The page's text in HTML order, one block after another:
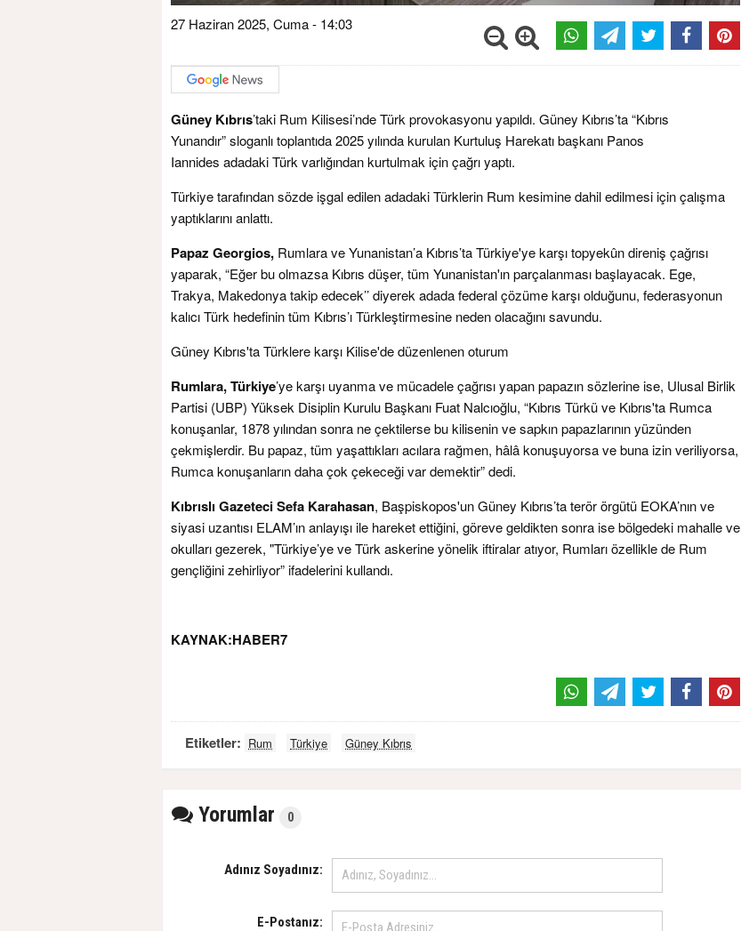
27 Haziran 2025, Cuma - 14:03
Güney Kıbrıs’taki Rum Kilisesi’nde Türk provokasyonu yapıldı. Güney Kıbrıs’ta “Kıbrıs
Yunandır” sloganlı toplantıda 2025 yılında kurulan Kurtuluş Harekatı başkanı Panos
Iannides adadaki Türk varlığından kurtulmak için çağrı yaptı.
Türkiye tarafından sözde işgal edilen adadaki Türklerin Rum kesimine dahil edilmesi için çalışma
yaptıklarını anlattı.
Papaz Georgios, Rumlara ve Yunanistan’a Kıbrıs’ta Türkiye'ye karşı topyekûn direniş çağrısı
yaparak, “Eğer bu olmazsa Kıbrıs düşer, tüm Yunanistan'ın parçalanması başlayacak. Ege,
Trakya, Makedonya takip edecek’’ diyerek adada federal çözüme karşı olduğunu, federasyonun
kalıcı Türk hedefinin tüm Kıbrıs’ı Türkleştirmesine neden olacağını savundu.
Güney Kıbrıs'ta Türklere karşı Kilise'de düzenlenen oturum
Rumlara, Türkiye’ye karşı uyanma ve mücadele çağrısı yapan papazın sözlerine ise, Ulusal Birlik
Partisi (UBP) Yüksek Disiplin Kurulu Başkanı Fuat Nalcıoğlu, “Kıbrıs Türkü ve Kıbrıs'ta Rumca
konuşanlar, 1878 yılından sonra ne çektilerse bu kilisenin ve sapkın papazlarının yüzünden
çekmişlerdir. Bu papaz, tüm yaşattıkları acılara rağmen, hâlâ konuşuyorsa ve buna izin veriliyorsa,
Rumca konuşanların daha çok çekeceği var demektir” dedi.
Kıbrıslı Gazeteci Sefa Karahasan, Başpiskopos'un Güney Kıbrıs’ta terör örgütü EOKA’nın ve
siyasi uzantısı ELAM’ın anlayışı ile hareket ettiğini, göreve geldikten sonra ise bölgedeki mahalle ve
okulları gezerek, "Türkiye’ye ve Türk askerine yönelik iftiralar atıyor, Rumları özellikle de Rum
gençliğini zehirliyor” ifadelerini kullandı.
KAYNAK:HABER7
Etiketler: Rum Türkiye Güney Kıbrıs
Yorumlar 0
Adınız Soyadınız:
E-Postanız: